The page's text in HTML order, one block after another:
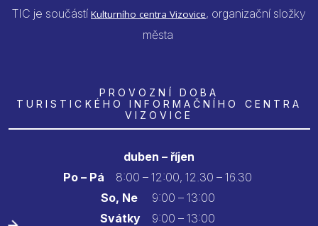
TIC je součástí Kulturního centra Vizovice, organizační složky
města
PROVOZNÍ DOBA
TURISTICKÉHO INFORMAČNÍHO CENTRA
VIZOVICE
duben – říjen
Po – Pá
8:00 – 12:00, 12.30 – 16.30
So, Ne9:00 – 13:00
Svátky 9:00 – 13:00